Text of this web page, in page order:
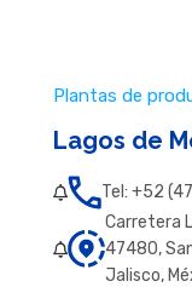
Plantas de
Lagos de
Tel: +52
Carretera
47480,
Jalisco,